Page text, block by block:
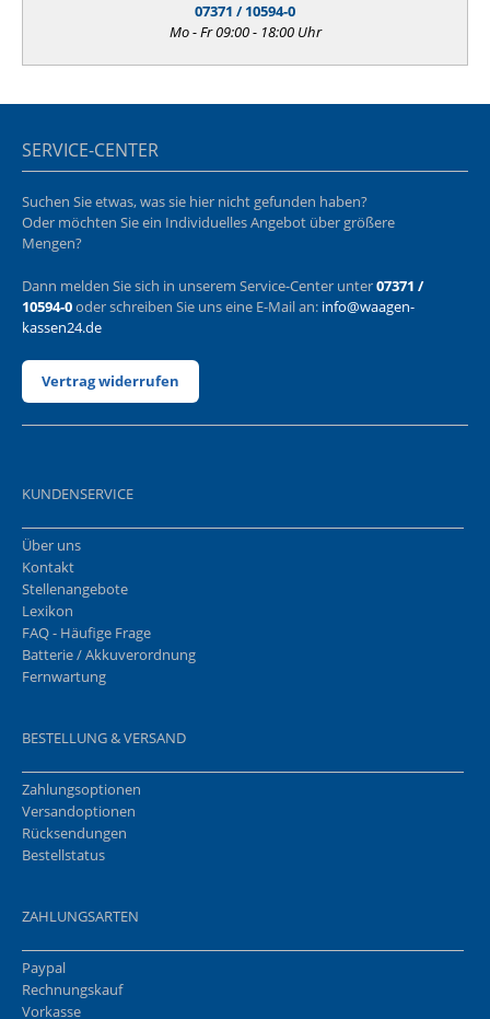
07371 / 10594-0
Mo - Fr 09:00 - 18:00 Uhr
SERVICE-CENTER
Suchen Sie etwas, was sie hier nicht gefunden haben?
Oder möchten Sie ein Individuelles Angebot über größere
Mengen?
Dann melden Sie sich in unserem Service-Center unter07371 /
10594-0oder schreiben Sie uns eine E-Mail an: info@waagen-
kassen24.de
Vertrag widerrufen
KUNDENSERVICE
Über uns
Kontakt
Stellenangebote
Lexikon
FAQ - Häufige Frage
Batterie / Akkuverordnung
Fernwartung
BESTELLUNG & VERSAND
Zahlungsoptionen
Versandoptionen
Rücksendungen
Bestellstatus
ZAHLUNGSARTEN
Paypal
Rechnungskauf
Vorkasse